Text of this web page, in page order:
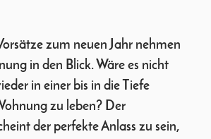
zum neuen Jahr nehmen
in den Blick. Wäre es nicht
in einer bis in die Tiefe
zu leben? Der
der perfekte Anlass zu sein,